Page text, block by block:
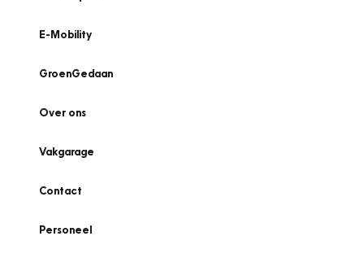
E-Mobility
GroenGedaan
Over ons
Vakgarage
Contact
Personeel